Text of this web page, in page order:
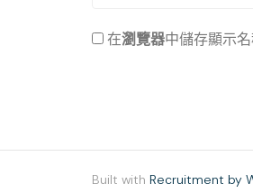
在瀏覽器中儲存顯示
Built with Recruitment by